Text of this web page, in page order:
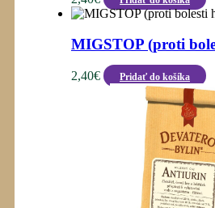
MIGSTOP (proti
2,40€ Pridať do košíka